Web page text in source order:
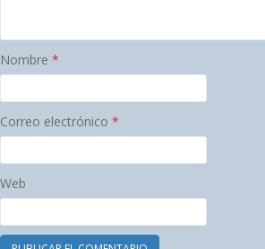
Nombre *
Correo electrónico *
Web